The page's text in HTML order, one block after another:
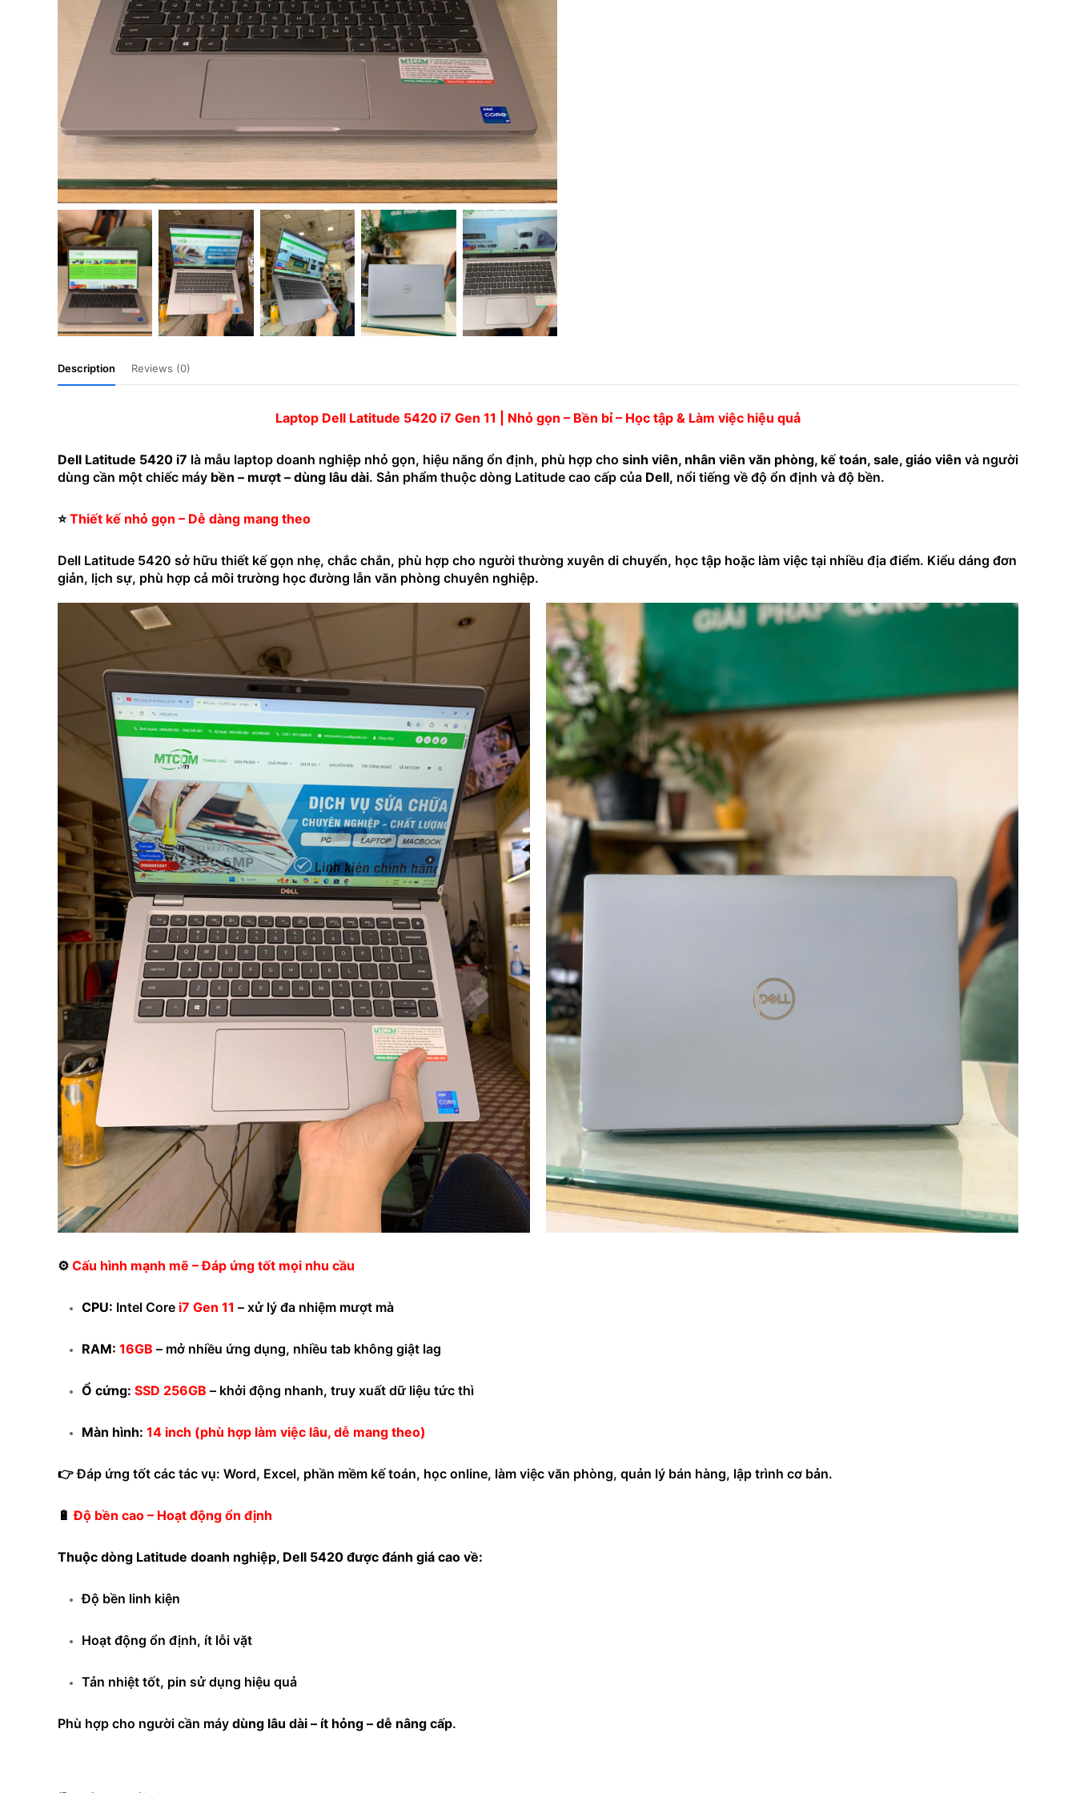
Description Reviews (0)
Laptop Dell Latitude 5420 i7 Gen 11 | Nhỏ gọn – Bền bỉ – Học tập & Làm việc hiệu quả
Dell Latitude 5420 i7 là mẫu laptop doanh nghiệp nhỏ gọn, hiệu năng ổn định, phù hợp cho sinh viên, nhân viên văn phòng, kế toán, sale, giáo viên và người
dùng cần một chiếc máy bền – mượt – dùng lâu dài. Sản phẩm thuộc dòng Latitude cao cấp của Dell, nổi tiếng về độ ổn định và độ bền.
⭐Thiết kế nhỏ gọn – Dễ dàng mang theo
Dell Latitude 5420 sở hữu thiết kế gọn nhẹ, chắc chắn, phù hợp cho người thường xuyên di chuyển, học tập hoặc làm việc tại nhiều địa điểm. Kiểu dáng đơn
giản, lịch sự, phù hợp cả môi trường học đường lẫn văn phòng chuyên nghiệp.
⚙️ Cấu hình mạnh mẽ – Đáp ứng tốt mọi nhu cầu
CPU: Intel Core i7 Gen 11 – xử lý đa nhiệm mượt mà
RAM: 16GB – mở nhiều ứng dụng, nhiều tab không giật lag
Ổ cứng: SSD 256GB – khởi động nhanh, truy xuất dữ liệu tức thì
Màn hình: 14 inch (phù hợp làm việc lâu, dễ mang theo)
👉 Đáp ứng tốt các tác vụ: Word, Excel, phần mềm kế toán, học online, làm việc văn phòng, quản lý bán hàng, lập trình cơ bản.
🔋 Độ bền cao – Hoạt động ổn định
Thuộc dòng Latitude doanh nghiệp, Dell 5420 được đánh giá cao về:
Độ bền linh kiện
Hoạt động ổn định, ít lỗi vặt
Tản nhiệt tốt, pin sử dụng hiệu quả
Phù hợp cho người cần máy dùng lâu dài – ít hỏng – dễ nâng cấp.